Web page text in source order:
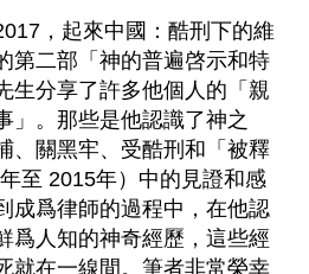
，起來中國：酷刑下的維
第二部「神的普遍啓示和特
生分享了許多他個人的「親
」。那些是他認識了神之
、關黑牢、受酷刑和「被釋
至 2015年）中的見證和感
成爲律師的過程中，在他認
爲人知的神奇經歷，這些經
就在一線間。筆者非常榮幸